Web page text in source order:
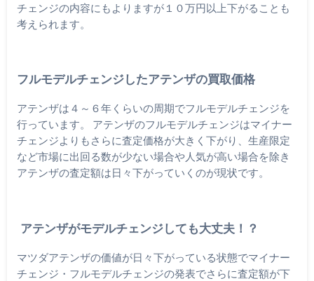
チェンジの内容にもよりますが１０万円以上下がることも
考えられます。
フルモデルチェンジしたアテンザの買取価格
アテンザは４～６年くらいの周期でフルモデルチェンジを
行っています。 アテンザのフルモデルチェンジはマイナー
チェンジよりもさらに査定価格が大きく下がり、生産限定
など市場に出回る数が少ない場合や人気が高い場合を除き
アテンザの査定額は日々下がっていくのが現状です。
アテンザがモデルチェンジしても大丈夫！？
マツダアテンザの価値が日々下がっている状態でマイナー
チェンジ・フルモデルチェンジの発表でさらに査定額が下